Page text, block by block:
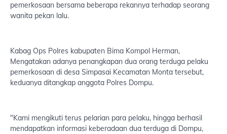
pemerkosaan bersama beberapa rekannya terhadap seorang
wanita pekan lalu.
Kabag Ops Polres kabupaten Bima Kompol Herman,
Mengatakan adanya penangkapan dua orang terduga pelaku
pemerkosaan di desa Simpasai Kecamatan Monta tersebut,
keduanya ditangkap anggota Polres Dompu.
"Kami mengikuti terus pelarian para pelaku, hingga berhasil
mendapatkan informasi keberadaan dua terduga di Dompu,